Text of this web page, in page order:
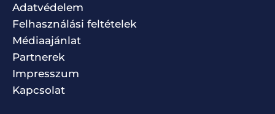
Adatvédelem
Felhasználási feltételek
Médiaajánlat
Partnerek
Impresszum
Kapcsolat